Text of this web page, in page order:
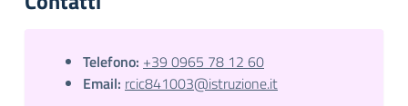
Telefono: +39 0965 78 12 60
Email: rcic841003@istruzione.it